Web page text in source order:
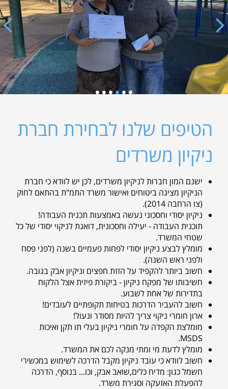
•
•
•
•
•
•
הטיפים שלנו לבחירת חברת
ניקיון משרדים
ישנם המון חברות לניקיון משרדים, לכן יש לוודא כי חברת
הניקיון מציגה ביטוחים ואישור משרד התמ"ת בהתאם לחוק
(צו הרחבה 2014).
ניקיון יסודי וחסכוני נעשה באמצעות תכנית העבודה!
תוכנית העבודה - יעילה וחסכונית, דואגת לניקוי יסודי של כל
שטחי המשרד.
מומלץ לבצע ניקיון יסודי לפחות פעמיים בשנה (לפני פסח
ולפני ראש השנה).
חשוב ביותר להקפיד על הזזת חפצים וניקיון אבק בגובה.
חשיבותו של מפקח ניקיון - ביקורת פיזית אצל הלקוח
בתדירות של אחת לשבוע.
חשוב להעביר הדרכות בטיחות תקופתיים לעובדים!
ארון חומרי ניקוי צריך להיות מסודר ונעול!
מומלצת הקפדה על חומרי ניקיון בעלי תו תקן ואיכות
MSDS.
מומלץ לדעת מי ומתי מנקה לכם את המשרד.
חשוב לוודא כי עובד ניקיון מקבל הדרכה לשימוש במכשירי
חשמל כגון: מדיח כלים,שואב אבק, וכו... בנוסף, הדרכה
להפעלת האזעקה וסגירת משרד.